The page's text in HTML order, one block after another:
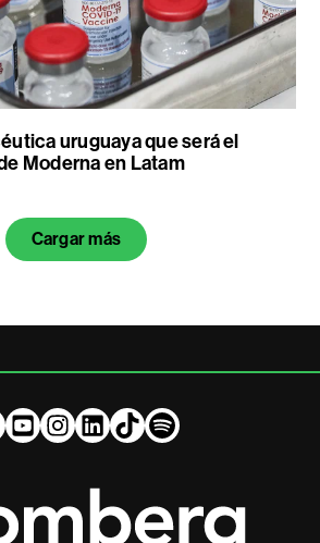
uruguaya que será el
Moderna en Latam
Cargar más